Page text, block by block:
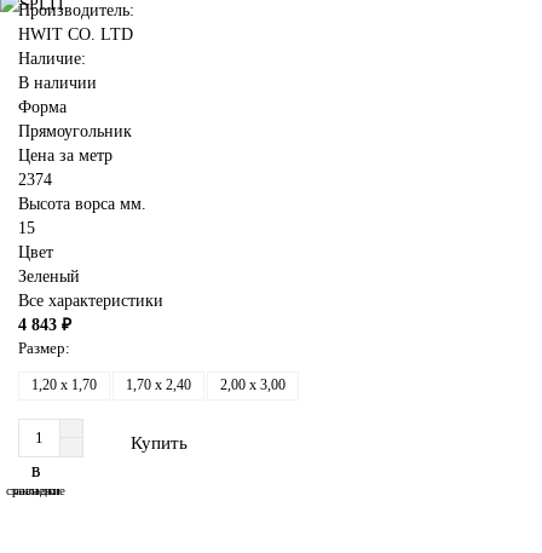
Производитель:
HWIT CO. LTD
Наличие:
В наличии
Форма
Прямоугольник
Цена за метр
2374
Высота ворса мм.
15
Цвет
Зеленый
Все характеристики
4 843 ₽
Размер:
1,20 x 1,70 1,70 x 2,40 2,00 x 3,00
Купить
В
закладки
В
сравнение